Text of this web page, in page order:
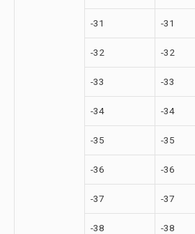
-31 -31
-32 -32
-33 -33
-34 -34
-35 -35
-36 -36
-37 -37
-38 -38